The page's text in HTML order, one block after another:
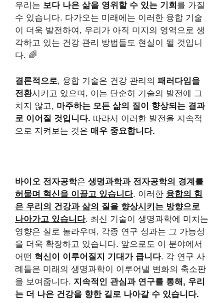
우리는 보다 나은 삶을 영위할 수 있는 기회 를 가질
수 있습니다. 다가오는 미래에는 이러한 융합 기술
이 더욱 발전하여, 우리가 아직 미지의 영역으로 생
각하고 있는 건강 관리 방법들도 현실이 될 것입니
다. 🌈
결론적으로, 융합 기술은 건강 관리의 패러다임을
전환시키고 있으며, 이는 단순히 기술의 발전에 그
치지 않고, 마주하는 모든 삶의 질이 향상되는 결과
로 이어질 것입니다. 따라서 이러한 발전을 지속적
으로 지켜보는 것은 매우 중요합니다.
바이오 전자공학은 생명과학과 전자공학의 경계를
허물며 혁신을 이끌고 있습니다. 이러한 융합의 힘
은 우리의 건강과 삶의 질을 향상시키는 방향으로
나아가고 있습니다. 최신 기술이 생명과학에 미치는
영향은 실로 놀라우며, 각종 연구 성과는 그 가능성
을 더욱 확장하고 있습니다. 앞으로도 이 분야에서
어떤 혁신이 이루어질지 기대가 큽니다. 각 연구 사
례들은 미래의 생명과학이 이루어낼 변화의 축소판
을 보여줍니다. 지속적인 관심과 연구를 통해, 우리
는 더 나은 건강을 향한 길로 나아갈 수 있습니다.